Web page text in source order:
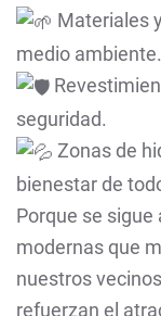
Materiales
medio ambiente.
seguridad.
Zonas de
bienestar de
Porque se
modernas que
nuestros
refuerzan el